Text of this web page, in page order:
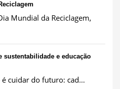
Mundial da Reciclagem,
sustentabilidade e educação
cuidar do futuro: cad...